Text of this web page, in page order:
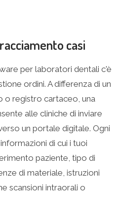
casi
per laboratori dentali c'è
ordini. A differenza di un
o registro cartaceo, una
alle cliniche di inviare
un portale digitale. Ogni
di cui i tuoi
paziente, tipo di
di materiale, istruzioni
scansioni intraorali o